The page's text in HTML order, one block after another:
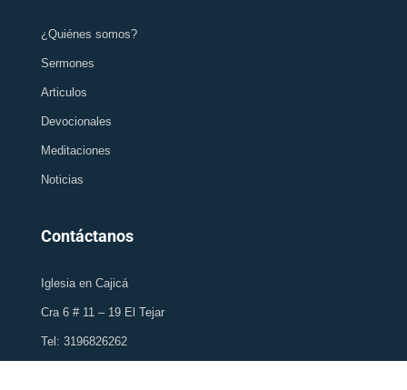
¿Quiénes somos?
Sermones
Articulos
Devocionales
Meditaciones
Noticias
Contáctanos
Iglesia en Cajicá
Cra 6 # 11 – 19 El Tejar
Tel: 3196826262